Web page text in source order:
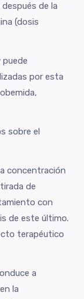
de la
(dosis
puede
por esta
sobre el
concentración
de
con
de este último.
terapéutico
a
la